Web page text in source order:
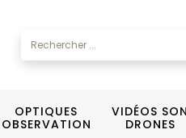
OPTIQUES
OBSERVATION
VIDÉOS SON
DRONES